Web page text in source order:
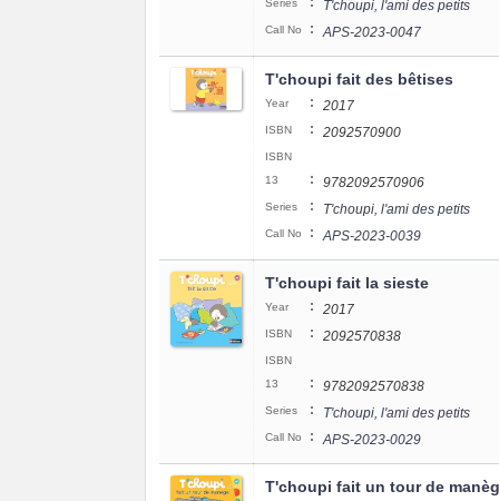
Series T'choupi, l'ami des petits
Call No : APS-2023-0047
T'choupi fait des bêtises
Year : 2017
ISBN : 2092570900
ISBN
13
: 9782092570906
Series : T'choupi, l'ami des petits
Call No : APS-2023-0039
T'choupi fait la sieste
Year : 2017
ISBN : 2092570838
ISBN
13
: 9782092570838
Series : T'choupi, l'ami des petits
Call No : APS-2023-0029
T'choupi fait un tour de